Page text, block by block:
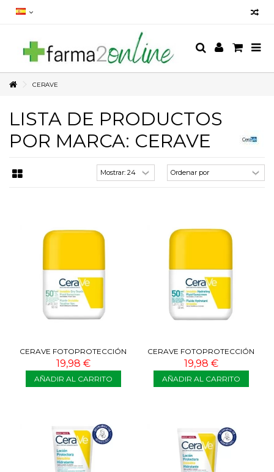
CERAVE
LISTA DE PRODUCTOS
POR MARCA: CERAVE
CERAVE FOTOPROTECCIÓN
FLUIDA OIL CONTROL SPF50
50 ML
19,98 €
AÑADIR AL CARRITO
CERAVE FOTOPROTECCIÓN
FLUIDA SPF50 50 ML
19,98 €
AÑADIR AL CARRITO